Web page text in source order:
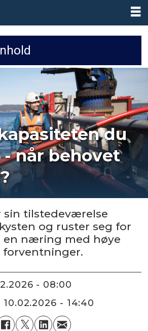
du
når behovet
sin tilstedeværelse
og ruster seg for
en næring med høye
forventninger.
- 08:00
10.02.2026 - 14:40